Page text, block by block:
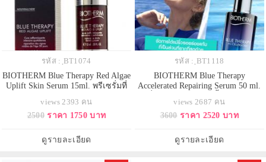
รหัส : ฺBT1074
BIOTHERM Blue Therapy Red Algae
Uplift Skin Serum 15ml. พรีเซรั่มที่
แดง ฟื้นบำรุงความอ่อนเยาว์สูตร
เร่งรัด 28 วัน ให้ผิวดูกระชับ เรียบ
นวัตกรรมซึ่งนับเป็นความก้าวหน้า
ครั้งสำคัญในการกำหนดสูตร
views 2393 คน
2500 ราคา 1750 บาท
ดูรายละเอียด
รหัส : ฺBT1118
BIOTHERM Blue Therapy
Accelerated Repairing Serum 50 ml.
ร่วงโรยของผิวได้ดีกว่าเดิมถึง 3 เท่า
ต่อต้านและฟื้นฟูบำรุงที่ร่วงโรย เซ
ผิว ให้ความรู้สึกแตกต่างทันที่ที่ใช้
views 2687 คน
3600 ราคา 2520 บาท
ดูรายละเอียด